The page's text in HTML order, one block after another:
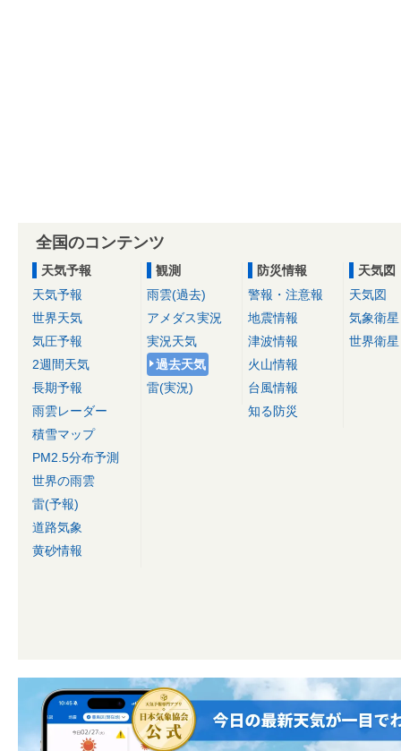
全国のコンテンツ
天気予報
天気予報
世界天気
気圧予報
2週間天気
長期予報
雨雲レーダー
積雪マップ
PM2.5分布予測
世界の雨雲
雷(予報)
道路気象
黄砂情報
観測
雨雲(過去)
アメダス実況
実況天気
過去天気
雷(実況)
防災情報
警報・注意報
地震情報
津波情報
火山情報
台風情報
知る防災
天気図
天気図
気象衛星
世界衛星